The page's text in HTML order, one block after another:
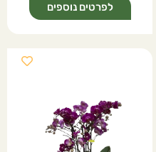
לפרטים נוספים